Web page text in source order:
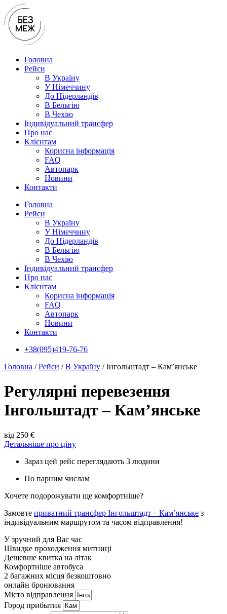
Перейти
до
вмісту
Головна
Рейси
В Україну
У Нiмеччину
До Нідерландів
В Бельгію
В Чехiю
Індивідуальний трансфер
Про нас
Клієнтам
Корисна інформація
FAQ
Автопарк
Новини
Контакти
Головна
Рейси
В Україну
У Нiмеччину
До Нідерландів
В Бельгію
В Чехiю
Індивідуальний трансфер
Про нас
Клієнтам
Корисна інформація
FAQ
Автопарк
Новини
Контакти
+38(095)419-76-76
Головна /Рейси /В Україну /Інгольштадт – Кам’янське
Регулярні перевезення
Інгольштадт – Кам’янське
від 250 €
Детальніше про ціну
Зараз цей рейс переглядають 3 людини
По парним числам
Хочете подорожувати ще комфортніше?
Замовте приватний трансфер Інгольштадт – Кам’янське з
індивідуальним маршрутом та часом відправлення!
У зручний для Вас час
Швидке проходження митниці
Дешевше квитка на літак
Комфортніше автобуса
2 багажних місця безкоштовно
онлайн бронювання
Мiсто вiдправлення
Город прибытия